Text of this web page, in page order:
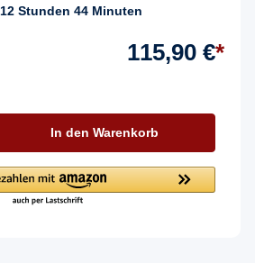
12 Stunden 44 Minuten
115,90 €*
In den Warenkorb